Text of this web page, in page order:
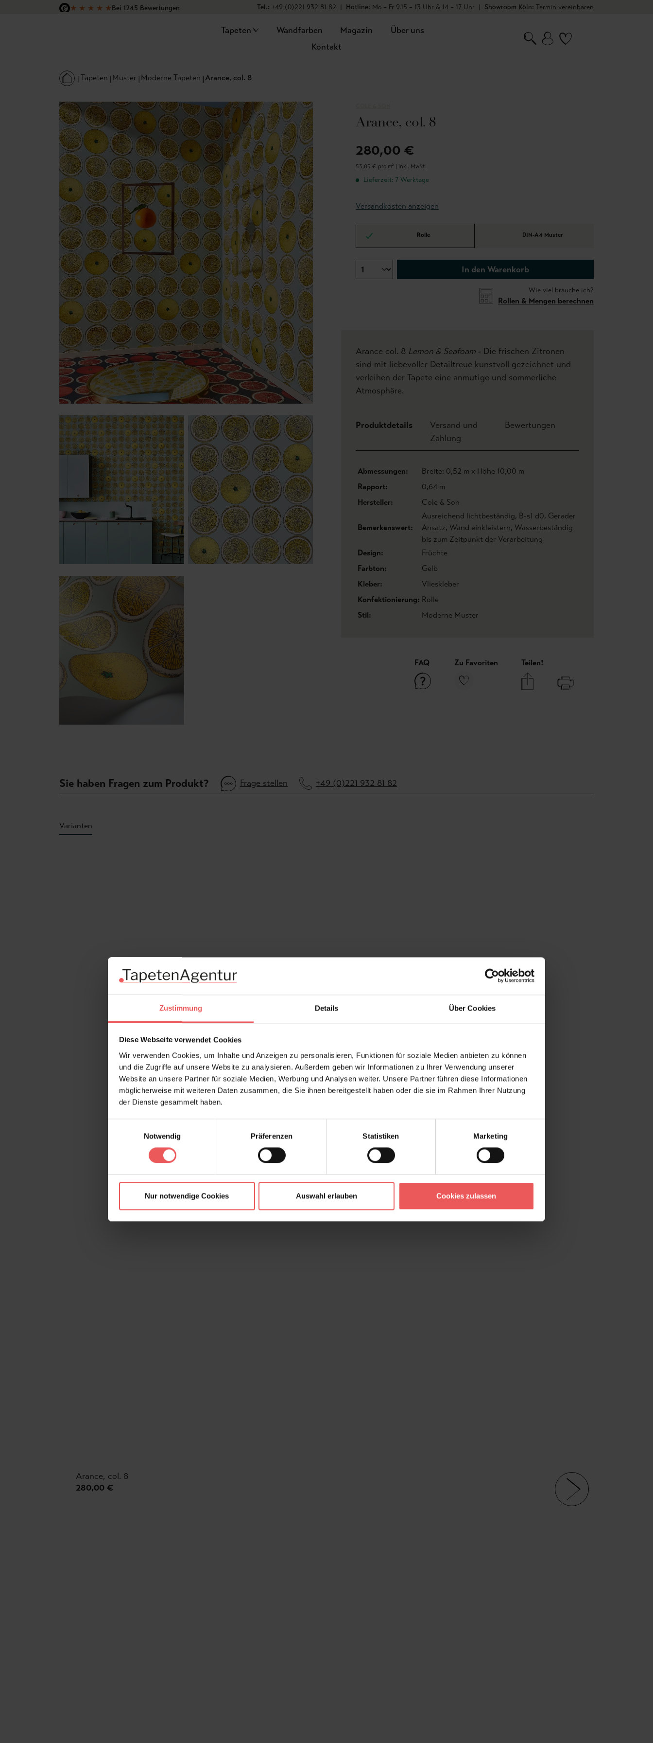
Zustimmung Details Über Cookies
Diese Webseite verwendet Cookies
Wir verwenden Cookies, um Inhalte und Anzeigen zu personalisieren, Funktionen für soziale Medien anbieten zu können
und die Zugriffe auf unsere Website zu analysieren. Außerdem geben wir Informationen zu Ihrer Verwendung unserer
Website an unsere Partner für soziale Medien, Werbung und Analysen weiter. Unsere Partner führen diese Informationen
möglicherweise mit weiteren Daten zusammen, die Sie ihnen bereitgestellt haben oder die sie im Rahmen Ihrer Nutzung
der Dienste gesammelt haben.
Notwendig
Präferenzen Statistiken Marketing
Nur notwendige Cookies Auswahl erlauben Cookies zulassen
Hauptinhalt springen
Zur Suche springen
Zur Hauptnavigation springen
★ ★ ★ ★ ★Bei 1245 Bewertungen
Tel.: +49 (0)221 932 81 82 | Hotline: Mo – Fr 9.15 – 13 Uhr & 14 – 17 Uhr | Showroom Köln: Termin vereinbaren
Tapeten Wandfarben Magazin
Über uns
Kontakt
Tapeten Muster Moderne Tapeten Arance, col. 8
Arance, col. 8
280,00 €
53,85 € pro m² | inkl. MwSt.
Lieferzeit: 7 Werktage
Versandkosten anzeigen
Rolle DIN-A4 Muster
In den Warenkorb
Wie viel brauche ich?
Rollen & Mengen berechnen
Arance col. 8 Lemon & Seafoam - Die frischen Zitronen
sind mit liebevoller Detailtreue kunstvoll gezeichnet und
verleihen der Tapete eine anmutige und sommerliche
Atmosphäre.
Produktdetails
Versand und
Zahlung
Bewertungen
Abmessungen:
Breite: 0,52 m x Höhe 10,00 m
Rapport:
0,64 m
Hersteller:
Cole & Son
Bemerkenswert:
Ausreichend lichtbeständig, B-s1 d0, Gerader
Ansatz, Wand einkleistern, Wasserbeständig
bis zum Zeitpunkt der Verarbeitung
Design:
Früchte
Farbton:
Gelb
Kleber:
Vlieskleber
Konfektionierung: Rolle
Stil:
Moderne Muster
FAQ Zu Favoriten Teilen!
Sie haben Fragen zum Produkt? Frage stellen +49 (0)221 932 81 82
Varianten
Arance, col. 8
280,00 €